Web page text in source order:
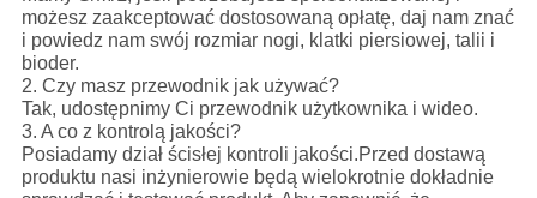
możesz zaakceptować dostosowaną opłatę, daj nam znać
i powiedz nam swój rozmiar nogi, klatki piersiowej, talii i
bioder.
2. Czy masz przewodnik jak używać?
Tak, udostępnimy Ci przewodnik użytkownika i wideo.
3. A co z kontrolą jakości?
Posiadamy dział ścisłej kontroli jakości.Przed dostawą
produktu nasi inżynierowie będą wielokrotnie dokładnie